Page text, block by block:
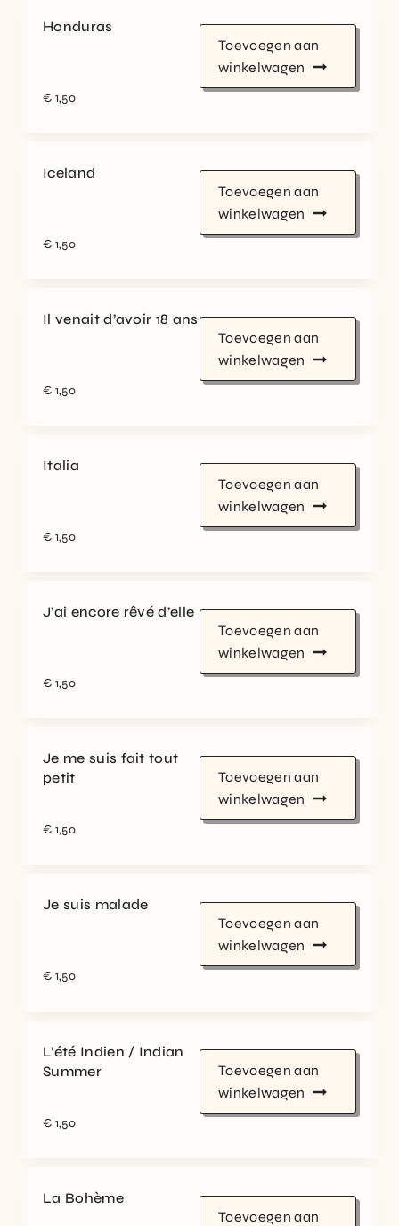
Honduras
€ 1,50
Toevoegen aan
winkelwagen
Iceland
€ 1,50
Toevoegen aan
winkelwagen
Il venait d’avoir 18 ans
€ 1,50
Toevoegen aan
winkelwagen
Italia
€ 1,50
Toevoegen aan
winkelwagen
J’ai encore rêvé d’elle
€ 1,50
Toevoegen aan
winkelwagen
Je me suis fait tout
petit
€ 1,50
Toevoegen aan
winkelwagen
Je suis malade
€ 1,50
Toevoegen aan
winkelwagen
L’été Indien / Indian
Summer
€ 1,50
Toevoegen aan
winkelwagen
La Bohème
Toevoegen aan